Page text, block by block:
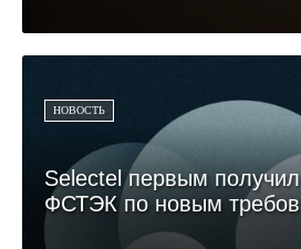
НОВОСТЬ
Selectel первым получил
ФСТЭК по новым